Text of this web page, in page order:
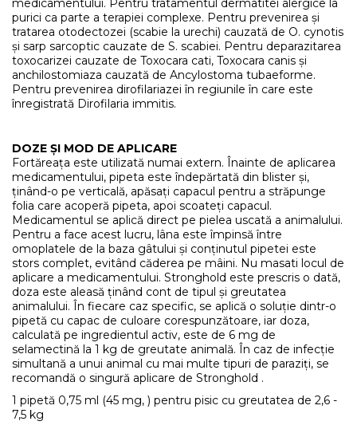
medicamentului. Pentru tratamentul dermatitei alergice la
purici ca parte a terapiei complexe. Pentru prevenirea și
tratarea otodectozei (scabie la urechi) cauzată de O. cynotis
și sarp sarcoptic cauzate de S. scabiei. Pentru deparazitarea
toxocarizei cauzate de Toxocara cati, Toxocara canis și
anchilostomiaza cauzată de Ancylostoma tubaeforme.
Pentru prevenirea dirofilariazei în regiunile în care este
înregistrată Dirofilaria immitis.
DOZE ȘI MOD DE APLICARE
Fortăreața este utilizată numai extern. Înainte de aplicarea
medicamentului, pipeta este îndepărtată din blister și,
ținând-o pe verticală, apăsați capacul pentru a străpunge
folia care acoperă pipeta, apoi scoateți capacul.
Medicamentul se aplică direct pe pielea uscată a animalului.
Pentru a face acest lucru, lâna este împinsă între
omoplatele de la baza gâtului și conținutul pipetei este
stors complet, evitând căderea pe mâini. Nu masati locul de
aplicare a medicamentului. Stronghold este prescris o dată,
doza este aleasă ținând cont de tipul și greutatea
animalului. În fiecare caz specific, se aplică o soluție dintr-o
pipetă cu capac de culoare corespunzătoare, iar doza,
calculată pe ingredientul activ, este de 6 mg de
selamectină la 1 kg de greutate animală. În caz de infecție
simultană a unui animal cu mai multe tipuri de paraziți, se
recomandă o singură aplicare de Stronghold .
1 pipetă 0,75 ml (45 mg, ) pentru pisic cu greutatea de 2,6 -
7,5 kg